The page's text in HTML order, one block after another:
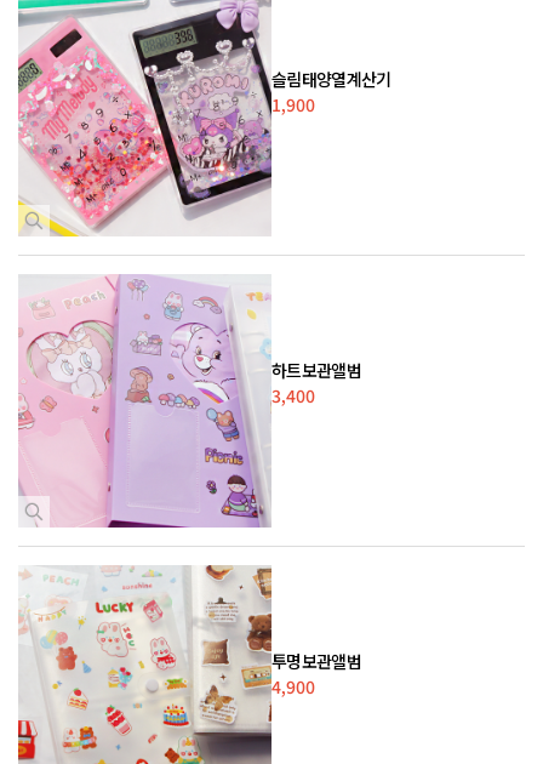
슬림태양열계산기
1,900
하트보관앨범
3,400
투명보관앨범
4,900